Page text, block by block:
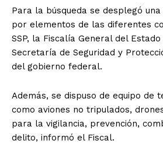
Para la búsqueda se desplegó
por elementos de las diferentes
SSP, la Fiscalía General del
Secretaría de Seguridad y
del gobierno federal.
Además, se dispuso de equipo de
como aviones no tripulados,
para la vigilancia, prevención,
delito, informó el Fiscal.